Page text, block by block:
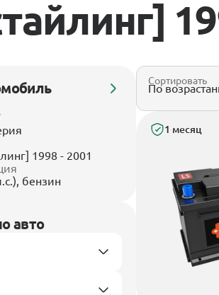
1998 - 2001
бензин
авто
Сортировать
1 месяц